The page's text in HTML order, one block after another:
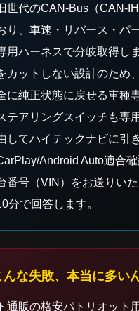
世代のCAN-Bus（CAN-
り、車速・リバース・パ
用ハーネスで分岐取得し
カットしない設計のため
に純正状態に戻せる車種
テアリングスイッチも専
してハイテックナビに引
Android Auto適合
番号（VIN）をお送りい
分で回答します。
んな失敗、本当に多い
通販の格安パトリオット